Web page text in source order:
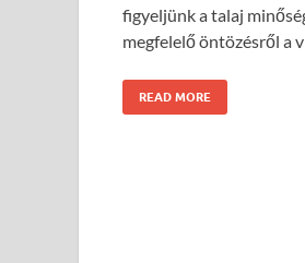
figyeljünk a talaj
megfelelő öntözésről a
READ MORE